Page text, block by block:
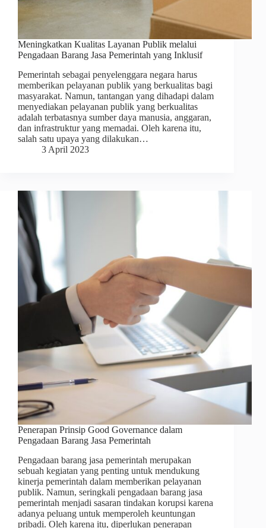
Meningkatkan Kualitas Layanan Publik melalui
Pengadaan Barang Jasa Pemerintah yang Inklusif
Pemerintah sebagai penyelenggara negara harus
memberikan pelayanan publik yang berkualitas bagi
masyarakat. Namun, tantangan yang dihadapi dalam
menyediakan pelayanan publik yang berkualitas
adalah terbatasnya sumber daya manusia, anggaran,
dan infrastruktur yang memadai. Oleh karena itu,
salah satu upaya yang dilakukan…
3 April 2023
Penerapan Prinsip Good Governance dalam
Pengadaan Barang Jasa Pemerintah
Pengadaan barang jasa pemerintah merupakan
sebuah kegiatan yang penting untuk mendukung
kinerja pemerintah dalam memberikan pelayanan
publik. Namun, seringkali pengadaan barang jasa
pemerintah menjadi sasaran tindakan korupsi karena
adanya peluang untuk memperoleh keuntungan
pribadi. Oleh karena itu, diperlukan penerapan